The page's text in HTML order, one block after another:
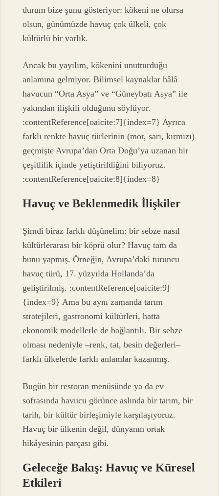
durum bize şunu gösteriyor: kökeni ne olursa
olsun, günümüzde havuç çok ülkeli, çok
kültürlü bir varlık.
Ancak bu yayılım, kökenini unutturduğu
anlamına gelmiyor. Bilimsel kaynaklar hâlâ
havucun “Orta Asya” ve “Güneybatı Asya” ile
yakından ilişkili olduğunu söylüyor.
:contentReference[oaicite:7]{index=7} Ayrıca
farklı renkte havuç türlerinin (mor, sarı, kırmızı)
geçmişte Avrupa’dan Orta Doğu’ya uzanan bir
çeşitlilik içinde yetiştirildiğini biliyoruz.
:contentReference[oaicite:8]{index=8}
Havuç ve Beklenmedik İlişkiler
Şimdi biraz farklı düşünelim: bir sebze nasıl
kültürlerarası bir köprü olur? Havuç tam da
bunu yapmış. Örneğin, Avrupa’daki turuncu
havuç türü, 17. yüzyılda Hollanda’da
geliştirilmiş. :contentReference[oaicite:9]
{index=9} Ama bu aynı zamanda tarım
stratejileri, gastronomi kültürleri, hatta
ekonomik modellerle de bağlantılı. Bir sebze
olması nedeniyle –renk, tat, besin değerleri–
farklı ülkelerde farklı anlamlar kazanmış.
Bugün bir restoran menüsünde ya da ev
sofrasında havucu görünce aslında bir tarım, bir
tarih, bir kültür birleşimiyle karşılaşıyoruz.
Havuç bir ülkenin değil, dünyanın ortak
hikâyesinin parçası gibi.
Geleceğe Bakış: Havuç ve Küresel
Etkileri